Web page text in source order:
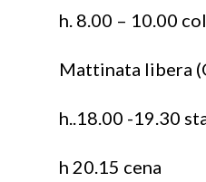
h. 8.00 – 10.00
Mattinata libera
h..18.00 -19.30
h 20.15 cena